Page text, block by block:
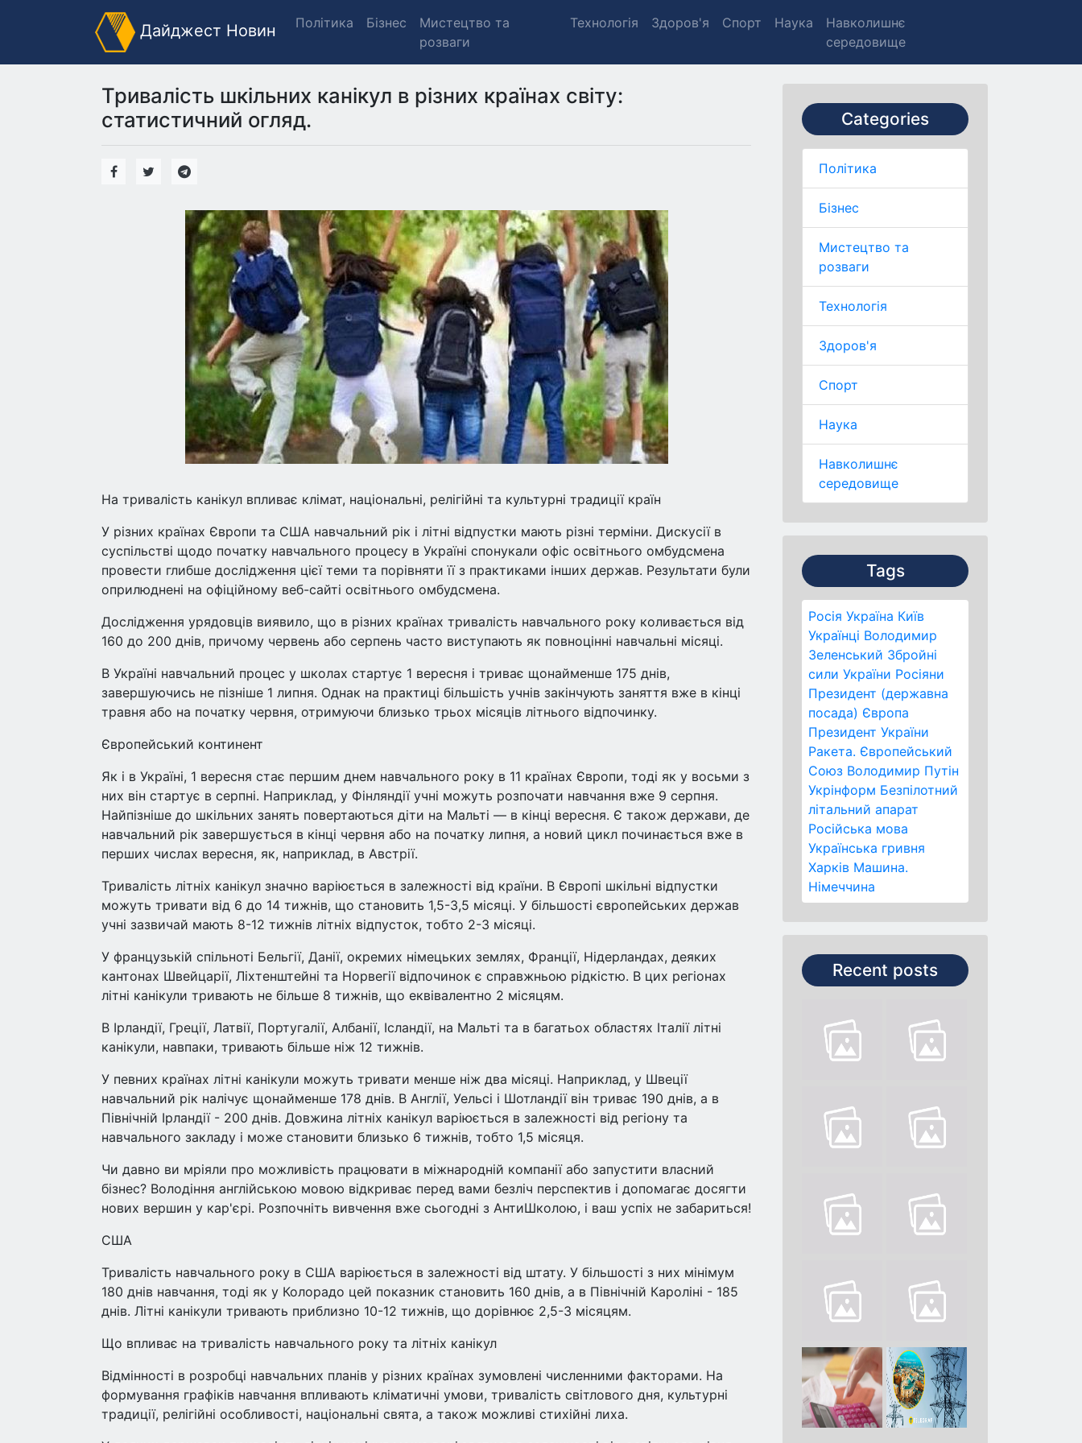
Дайджест Новин Політика Бізнес
Мистецтво та
розваги
Технологія Здоров'я Спорт Наука
Навколишнє
середовище
Categories
Політика
Бізнес
Мистецтво та
розваги
Технологія
Здоров'я
Спорт
Наука
Навколишнє
середовище
Tags
Росія Україна Київ
Українці Володимир
Зеленський Збройні
сили України Росіяни
Президент (державна
посада) Європа
Президент України
Ракета. Європейський
Союз Володимир Путін
Укрінформ Безпілотний
літальний апарат
Російська мова
Українська гривня
Харків Машина.
Німеччина
Recent posts
Тривалість шкільних канікул в різних країнах світу:
статистичний огляд.
На тривалість канікул впливає клімат, національні, релігійні та культурні традиції країн
У різних країнах Європи та США навчальний рік і літні відпустки мають різні терміни. Дискусії в
суспільстві щодо початку навчального процесу в Україні спонукали офіс освітнього омбудсмена
провести глибше дослідження цієї теми та порівняти її з практиками інших держав. Результати були
оприлюднені на офіційному веб-сайті освітнього омбудсмена.
Дослідження урядовців виявило, що в різних країнах тривалість навчального року коливається від
160 до 200 днів, причому червень або серпень часто виступають як повноцінні навчальні місяці.
В Україні навчальний процес у школах стартує 1 вересня і триває щонайменше 175 днів,
завершуючись не пізніше 1 липня. Однак на практиці більшість учнів закінчують заняття вже в кінці
травня або на початку червня, отримуючи близько трьох місяців літнього відпочинку.
Європейський континент
Як і в Україні, 1 вересня стає першим днем навчального року в 11 країнах Європи, тоді як у восьми з
них він стартує в серпні. Наприклад, у Фінляндії учні можуть розпочати навчання вже 9 серпня.
Найпізніше до шкільних занять повертаються діти на Мальті — в кінці вересня. Є також держави, де
навчальний рік завершується в кінці червня або на початку липня, а новий цикл починається вже в
перших числах вересня, як, наприклад, в Австрії.
Тривалість літніх канікул значно варіюється в залежності від країни. В Європі шкільні відпустки
можуть тривати від 6 до 14 тижнів, що становить 1,5-3,5 місяці. У більшості європейських держав
учні зазвичай мають 8-12 тижнів літніх відпусток, тобто 2-3 місяці.
У французькій спільноті Бельгії, Данії, окремих німецьких землях, Франції, Нідерландах, деяких
кантонах Швейцарії, Ліхтенштейні та Норвегії відпочинок є справжньою рідкістю. В цих регіонах
літні канікули тривають не більше 8 тижнів, що еквівалентно 2 місяцям.
В Ірландії, Греції, Латвії, Португалії, Албанії, Ісландії, на Мальті та в багатьох областях Італії літні
канікули, навпаки, тривають більше ніж 12 тижнів.
У певних країнах літні канікули можуть тривати менше ніж два місяці. Наприклад, у Швеції
навчальний рік налічує щонайменше 178 днів. В Англії, Уельсі і Шотландії він триває 190 днів, а в
Північній Ірландії - 200 днів. Довжина літніх канікул варіюється в залежності від регіону та
навчального закладу і може становити близько 6 тижнів, тобто 1,5 місяця.
Чи давно ви мріяли про можливість працювати в міжнародній компанії або запустити власний
бізнес? Володіння англійською мовою відкриває перед вами безліч перспектив і допомагає досягти
нових вершин у кар'єрі. Розпочніть вивчення вже сьогодні з АнтиШколою, і ваш успіх не забариться!
США
Тривалість навчального року в США варіюється в залежності від штату. У більшості з них мінімум
180 днів навчання, тоді як у Колорадо цей показник становить 160 днів, а в Північній Кароліні - 185
днів. Літні канікули тривають приблизно 10-12 тижнів, що дорівнює 2,5-3 місяцям.
Що впливає на тривалість навчального року та літніх канікул
Відмінності в розробці навчальних планів у різних країнах зумовлені численними факторами. На
формування графіків навчання впливають кліматичні умови, тривалість світлового дня, культурні
традиції, релігійні особливості, національні свята, а також можливі стихійні лиха.